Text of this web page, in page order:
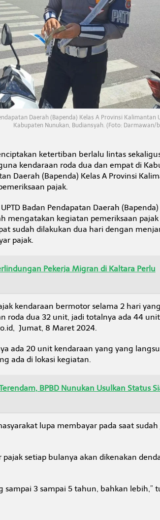
Daerah (Bapenda) Kelas A Provinsi Kalimantan
Kabupaten Nunukan, Budiansyah. (Foto: Darmawan/
ketertiban berlalu lintas
kendaraan roda dua dan empat di
Daerah (Bapenda) Kelas A Provinsi
pajak.
Badan Pendapatan Daerah (Bapenda)
mengatakan kegiatan pemeriksaan pajak
sudah dilakukan dua hari dengan
pajak.
Pekerja Migran di Kaltara Perlu
kendaraan bermotor selama 2 hari
roda dua 32 unit, jadi totalnya ada 44
Jumat, 8 Maret 2024.
ada 20 unit kendaraan yang yang
ada di lokasi kegiatan.
BPBD Nunukan Usulkan Status
lupa membayar pada saat
setiap bulanya akan dikenakan
sampai 3 sampai 5 tahun, bahkan lebih,”